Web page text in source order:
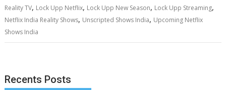
Reality TV, Lock Upp Netflix, Lock Upp New Season, Lock Upp Streaming,
Netflix India Reality Shows, Unscripted Shows India, Upcoming Netflix
Shows India
Recents Posts